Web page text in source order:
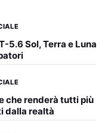
5.6 Sol, Terra e Luna
che renderà tutti più
dalla realtà